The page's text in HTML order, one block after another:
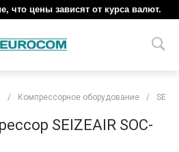
что цены зависят от курса валют.
/ Компрессорное оборудование /
SEIZEAIR SOC-